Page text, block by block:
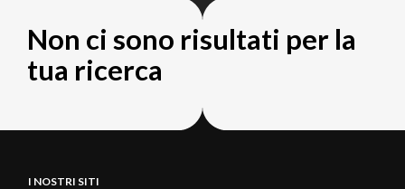
Non ci sono risultati per la
tua ricerca
I NOSTRI SITI